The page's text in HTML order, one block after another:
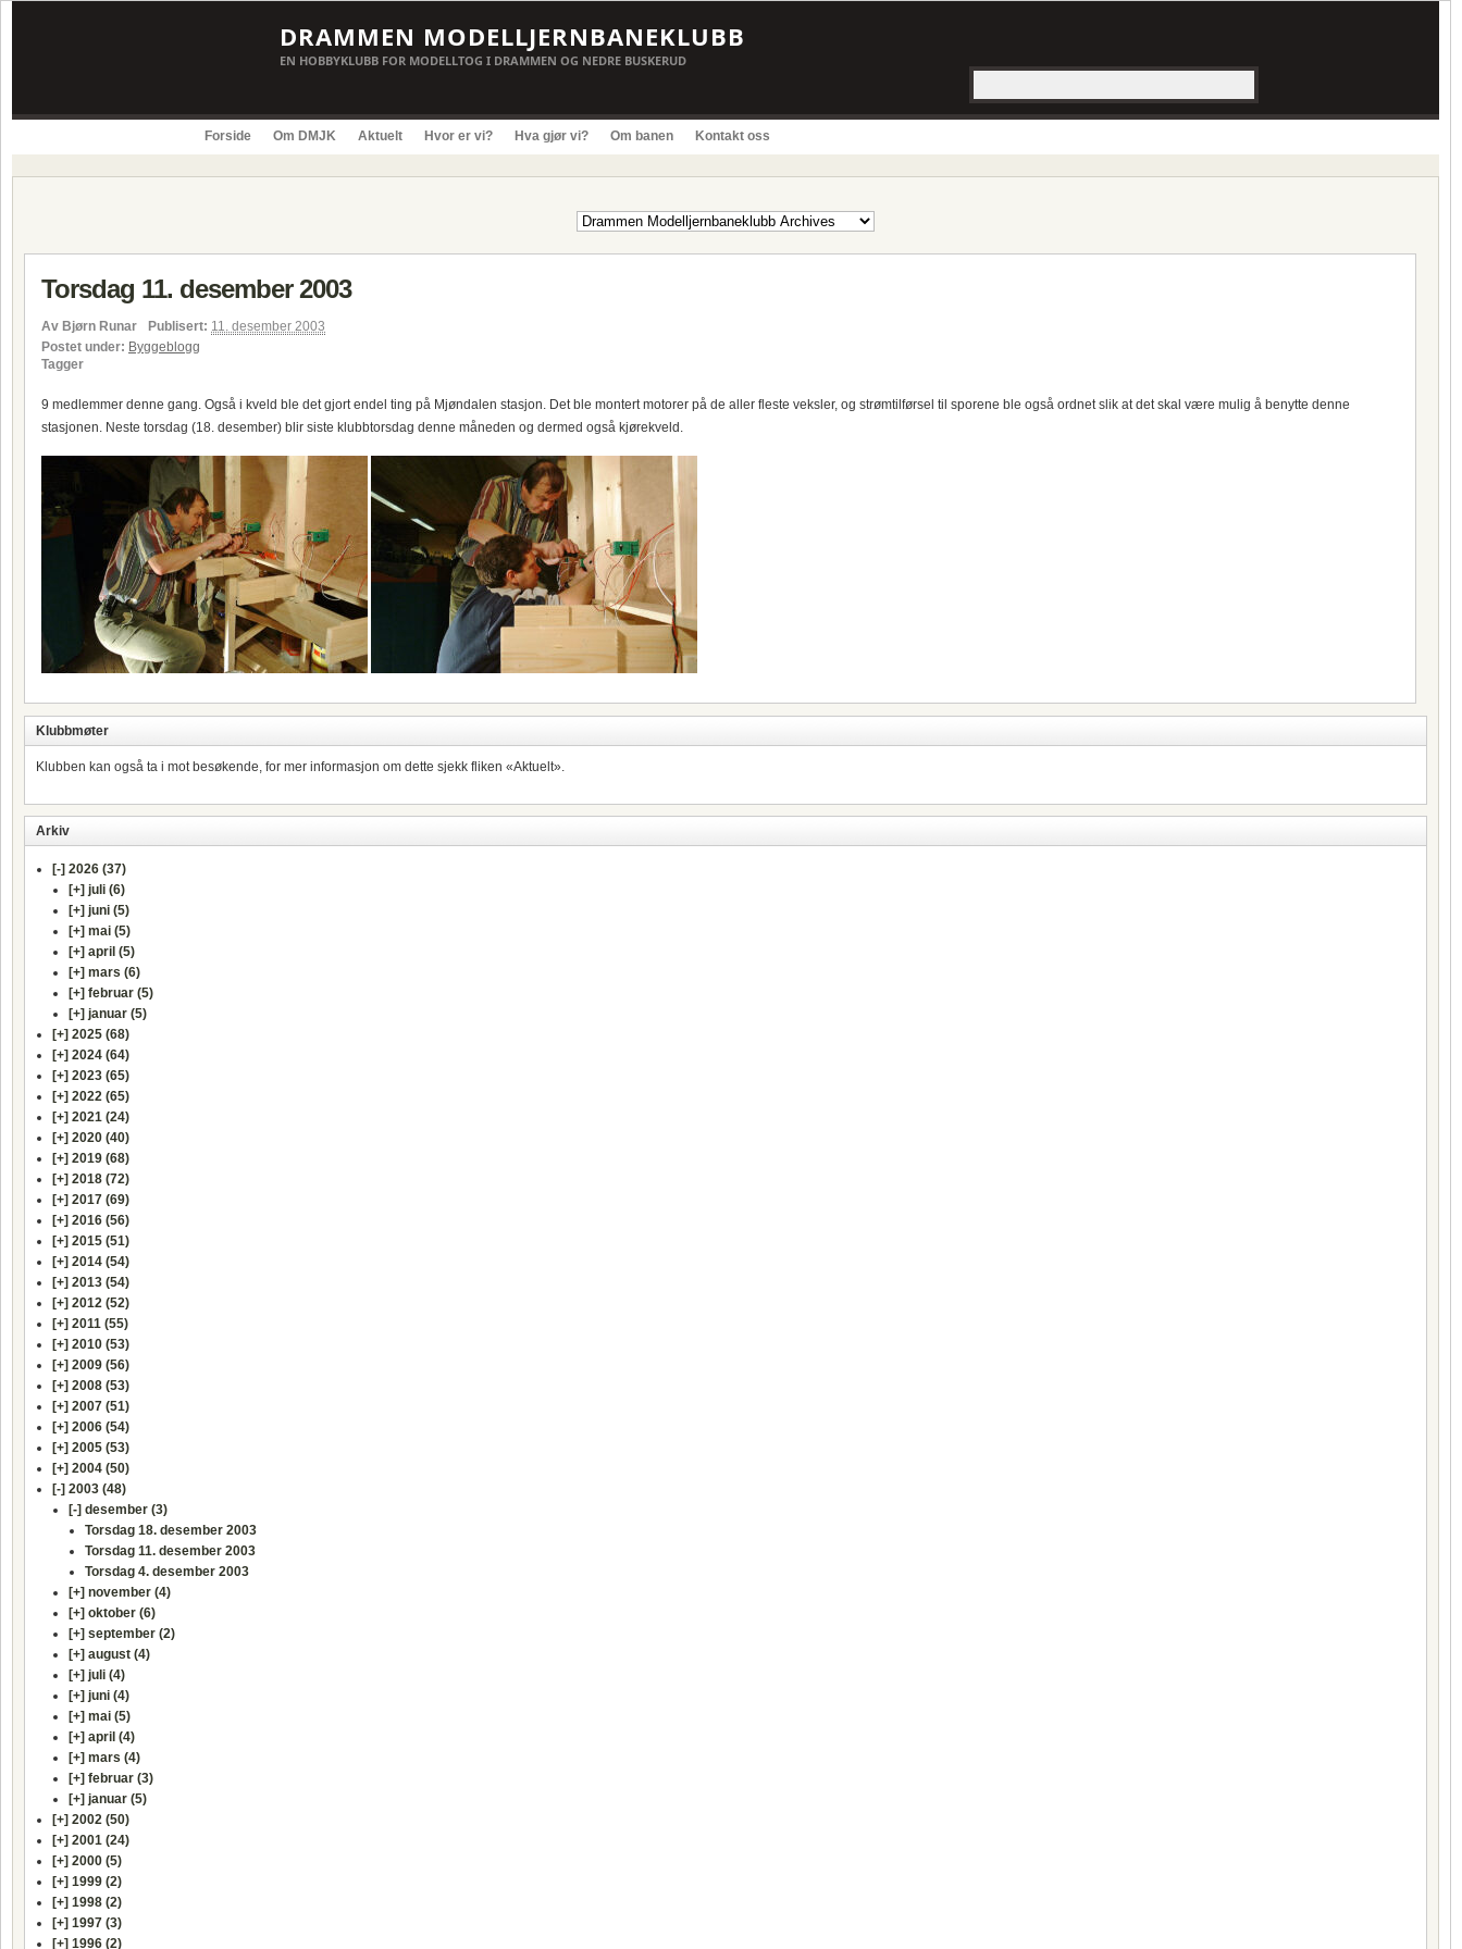
DRAMMEN MODELLJERNBANEKLUBB
EN HOBBYKLUBB FOR MODELLTOG I DRAMMEN OG NEDRE BUSKERUD
Forside Om DMJK Aktuelt Hvor er vi? Hva gjør vi? Om banen Kontakt oss
Torsdag 11. desember 2003
Av Bjørn Runar Publisert: 11. desember 2003
Postet under: Byggeblogg
Tagger
9 medlemmer denne gang. Også i kveld ble det gjort endel ting på Mjøndalen stasjon. Det ble montert motorer på de aller fleste veksler, og strømtilførsel til sporene ble også ordnet slik at det skal være mulig å benytte denne
stasjonen. Neste torsdag (18. desember) blir siste klubbtorsdag denne måneden og dermed også kjørekveld.
Klubbmøter
Klubben kan også ta i mot besøkende, for mer informasjon om dette sjekk fliken «Aktuelt».
Arkiv
[-] 2026 (37)
[+] juli (6)
[+] juni (5)
[+] mai (5)
[+] april (5)
[+] mars (6)
[+] februar (5)
[+] januar (5)
[+] 2025 (68)
[+] 2024 (64)
[+] 2023 (65)
[+] 2022 (65)
[+] 2021 (24)
[+] 2020 (40)
[+] 2019 (68)
[+] 2018 (72)
[+] 2017 (69)
[+] 2016 (56)
[+] 2015 (51)
[+] 2014 (54)
[+] 2013 (54)
[+] 2012 (52)
[+] 2011 (55)
[+] 2010 (53)
[+] 2009 (56)
[+] 2008 (53)
[+] 2007 (51)
[+] 2006 (54)
[+] 2005 (53)
[+] 2004 (50)
[-] 2003 (48)
[-] desember (3)
Torsdag 18. desember 2003
Torsdag 11. desember 2003
Torsdag 4. desember 2003
[+] november (4)
[+] oktober (6)
[+] september (2)
[+] august (4)
[+] juli (4)
[+] juni (4)
[+] mai (5)
[+] april (4)
[+] mars (4)
[+] februar (3)
[+] januar (5)
[+] 2002 (50)
[+] 2001 (24)
[+] 2000 (5)
[+] 1999 (2)
[+] 1998 (2)
[+] 1997 (3)
[+] 1996 (2)